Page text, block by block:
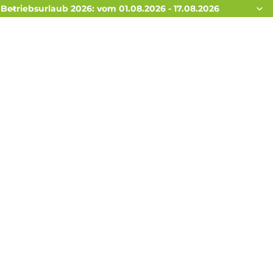
Betriebsurlaub 2026: vom 01.08.2026 - 17.08.2026